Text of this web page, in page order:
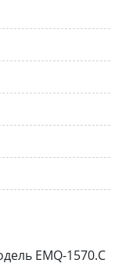
EMQ-1570.С